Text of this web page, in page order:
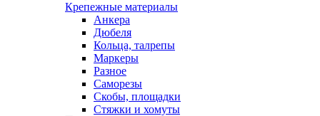
Крепежные материалы
Анкера
Дюбеля
Кольца, талрепы
Маркеры
Разное
Саморезы
Скобы, площадки
Стяжки и хомуты